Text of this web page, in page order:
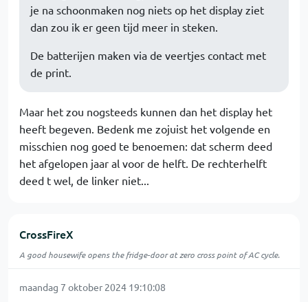
je na schoonmaken nog niets op het display ziet
dan zou ik er geen tijd meer in steken.
De batterijen maken via de veertjes contact met
de print.
Maar het zou nogsteeds kunnen dan het display het
heeft begeven. Bedenk me zojuist het volgende en
misschien nog goed te benoemen: dat scherm deed
het afgelopen jaar al voor de helft. De rechterhelft
deed t wel, de linker niet...
CrossFireX
A good housewife opens the fridge-door at zero cross point of AC cycle.
maandag 7 oktober 2024 19:10:08